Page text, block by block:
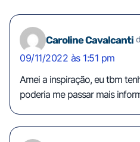
Caroline Cavalcanti
09/11/2022 às 1:51 pm
Amei a inspiração, eu tbm
poderia me passar mais